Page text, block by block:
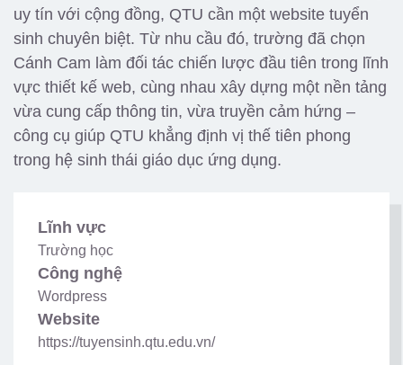
uy tín với cộng đồng, QTU cần một website tuyển
sinh chuyên biệt. Từ nhu cầu đó, trường đã chọn
Cánh Cam làm đối tác chiến lược đầu tiên trong lĩnh
vực thiết kế web, cùng nhau xây dựng một nền tảng
vừa cung cấp thông tin, vừa truyền cảm hứng –
công cụ giúp QTU khẳng định vị thế tiên phong
trong hệ sinh thái giáo dục ứng dụng.
Lĩnh vực
Trường học
Công nghệ
Wordpress
Website
https://tuyensinh.qtu.edu.vn/